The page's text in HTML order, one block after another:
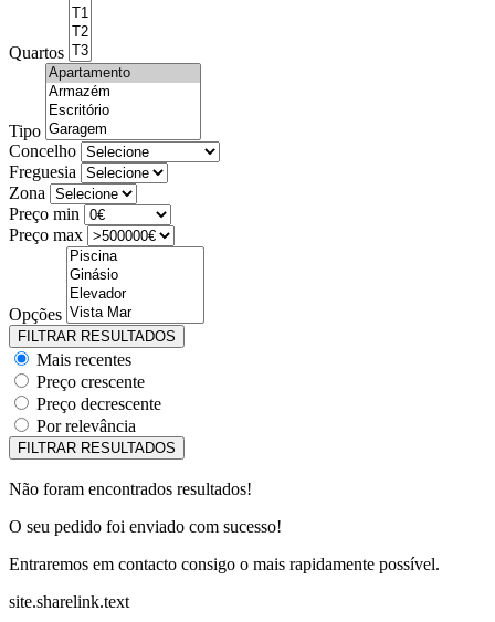
Quartos
Tipo
Concelho
Freguesia
Zona
Preço min
Preço max
Opções
Mais recentes
Preço crescente
Preço decrescente
Por relevância
Não foram encontrados resultados!
O seu pedido foi enviado com sucesso!
Entraremos em contacto consigo o mais rapidamente possível.
site.sharelink.text